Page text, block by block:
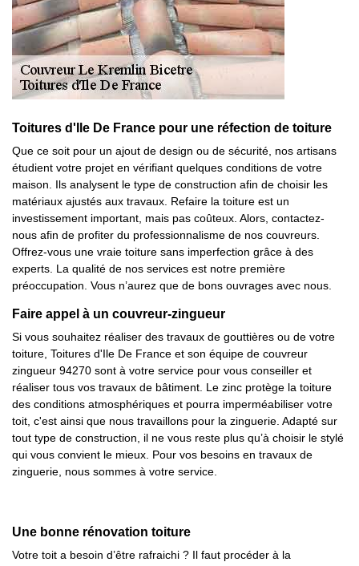
Toitures d'Ile De France pour une réfection de toiture
Que ce soit pour un ajout de design ou de sécurité, nos artisans
étudient votre projet en vérifiant quelques conditions de votre
maison. Ils analysent le type de construction afin de choisir les
matériaux ajustés aux travaux. Refaire la toiture est un
investissement important, mais pas coûteux. Alors, contactez-
nous afin de profiter du professionnalisme de nos couvreurs.
Offrez-vous une vraie toiture sans imperfection grâce à des
experts. La qualité de nos services est notre première
préoccupation. Vous n’aurez que de bons ouvrages avec nous.
Faire appel à un couvreur-zingueur
Si vous souhaitez réaliser des travaux de gouttières ou de votre
toiture, Toitures d'Ile De France et son équipe de couvreur
zingueur 94270 sont à votre service pour vous conseiller et
réaliser tous vos travaux de bâtiment. Le zinc protège la toiture
des conditions atmosphériques et pourra imperméabiliser votre
toit, c'est ainsi que nous travaillons pour la zinguerie. Adapté sur
tout type de construction, il ne vous reste plus qu’à choisir le stylé
qui vous convient le mieux. Pour vos besoins en travaux de
zinguerie, nous sommes à votre service.
Une bonne rénovation toiture
Votre toit a besoin d’être rafraichi ? Il faut procéder à la